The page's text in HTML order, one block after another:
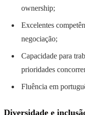
ownership;
Excelentes
negociação;
Capacidade para
prioridades
Fluência em
Diversidade e